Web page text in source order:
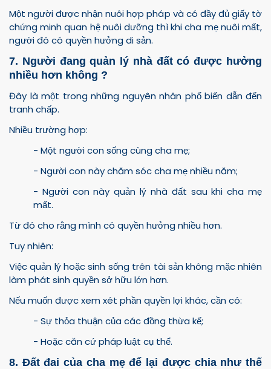
Một người được nhận nuôi hợp pháp và có đầy đủ giấy tờ
chứng minh quan hệ nuôi dưỡng thì khi cha mẹ nuôi mất,
người đó có quyền hưởng di sản.
7. Người đang quản lý nhà đất có được hưởng
nhiều hơn không ?
Đây là một trong những nguyên nhân phổ biến dẫn đến
tranh chấp.
Nhiều trường hợp:
- Một người con sống cùng cha mẹ;
- Người con này chăm sóc cha mẹ nhiều năm;
- Người con này quản lý nhà đất sau khi cha mẹ
mất.
Từ đó cho rằng mình có quyền hưởng nhiều hơn.
Tuy nhiên:
Việc quản lý hoặc sinh sống trên tài sản không mặc nhiên
làm phát sinh quyền sở hữu lớn hơn.
Nếu muốn được xem xét phần quyền lợi khác, cần có:
- Sự thỏa thuận của các đồng thừa kế;
- Hoặc căn cứ pháp luật cụ thể.
8. Đất đai của cha mẹ để lại được chia như thế